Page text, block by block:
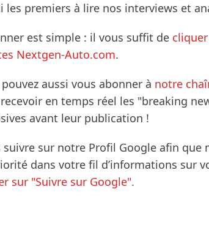
les premiers à lire nos interviews et
est simple : il vous suffit de
Nextgen-Auto.com.
aussi vous abonner à notre
en temps réel les "breaking
avant leur publication !
suivre sur notre Profil Google afin que
dans votre fil d’informations sur
sur "Suivre sur Google".